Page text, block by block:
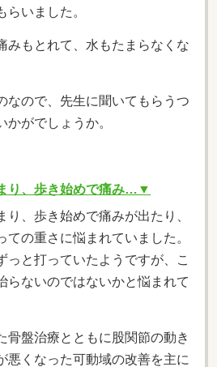
いました。
みもとれて、水もたまらなくな
なので、先生に聞いてもらうつ
かがでしょうか。
り、歩き始めで痛み…▼
り、歩き始めで痛みが出たり、
ての重さに悩まれていました。
っと打っていたようですが、こ
らないのではないかと悩まれて
骨盤治療とともに股関節の動き
悪くなった可動域の改善を主に